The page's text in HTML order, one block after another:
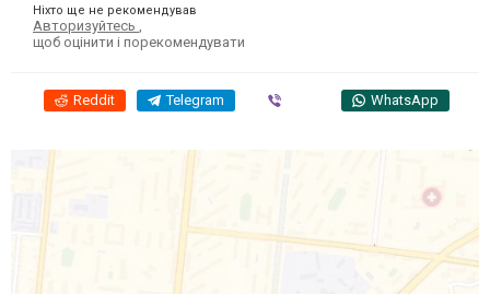
Ніхто ще не рекомендував
Авторизуйтесь
щоб оцінити і порекомендувати
Reddit Telegram WhatsApp